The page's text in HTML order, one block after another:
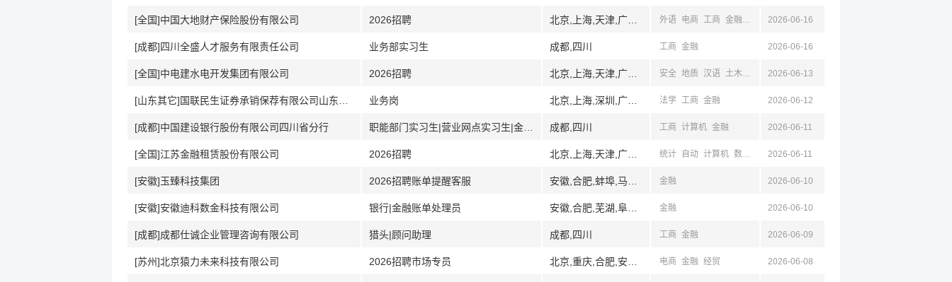
[全国]中国大地财产保险股份有限公司 2026招聘 外语 电商 工商 金融 管理 法学 林 教育
2026-06-16
[成都]四川全盛人才服务有限责任公司 业务部实习生 成都,四川 工商 金融 2026-06-16
[全国]中电建水电开发集团有限公司 2026招聘 安全 地质 汉语 土木 水利 地质 能动
2026-06-13
业务岗 法学 工商 金融 2026-06-12
[成都]中国建设银行股份有限公司四川省分行 成都,四川 工商 计算机 金融 2026-06-11
[全国]江苏金融租赁股份有限公司 2026招聘 统计 自动 计算机 数学 金融 法学 经济
2026-06-11
[安徽]玉臻科技集团 2026招聘账单提醒客服 金融 2026-06-10
[安徽]安徽迪科数金科技有限公司 银行|金融账单处理员 金融 2026-06-10
[成都]成都仕诚企业管理咨询有限公司 猎头|顾问助理 成都,四川 工商 金融 2026-06-09
[苏州]北京猿力未来科技有限公司 2026招聘市场专员 电商 金融 经贸 2026-06-08